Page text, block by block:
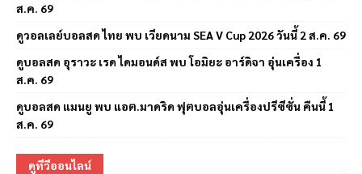
ส.ค. 69
ดูวอลเลย์บอลสด ไทย พบ เวียดนาม SEA V Cup 2026 วันนี้ 2 ส.ค. 69
ดูบอลสด อุราวะ เรด ไดมอนด์ส พบ โอมิยะ อาร์ดิจา อุ่นเครื่อง 1
ส.ค. 69
ดูบอลสด แมนยู พบ แอต.มาดริด ฟุตบอลอุ่นเครื่องปรีซีซั่น คืนนี้ 1
ส.ค. 69
ดูทีวีออนไลน์